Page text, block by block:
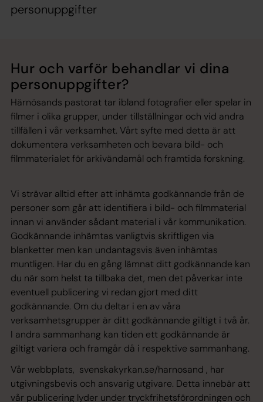
personuppgifter
Hur och varför behandlar vi dina
personuppgifter?
Härnösands pastorat tar ibland fotografier eller spelar in
filmer i olika grupper, under tillställningar och vid andra
tillfällen i vår verksamhet. Vårt syfte med detta är att
dokumentera verksamheten och bevara bild- och
filmmaterialet för arkivändamål och framtida forskning.
Vi strävar alltid efter att inhämta godkännande från de
personer som går att identifiera i bild- och filmmaterial
innan vi använder sådant material i vår kommunikation.
Godkännande inhämtas vanligtvis skriftligen via
blanketter men kan undantagsvis även inhämtas
muntligen. Har du en gång lämnat ditt godkännande kan
du när som helst ta tillbaka det, men det påverkar inte
eventuell publicering vi redan gjort med ditt
godkännande. Om du deltar i en av våra
verksamhetsgrupper är ditt godkännande giltigt i två år.
I andra sammanhang kan tiden ett godkännande är
giltigt variera och framgår då i respektive sammanhang.
Vår webbplats, svenskakyrkan.se/harnosand , har
utgivningsbevis och ansvarig utgivare. Detta innebär att
vår publicering lyder under tryckfrihetsförordningen och